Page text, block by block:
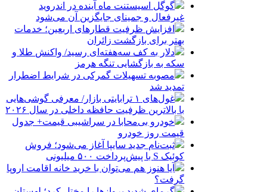
گوگل اسیستنت ماه آینده در اندروید
غیرفعال و جمینای جایگزین آن می‌شود
افزایش ظرفیت قطارهای اربعین؛ خدمات
بهتر برای بازگشت زائران
دلار به کف سه‌هفته‌ای رسید/ واکنش طلا و
سکه به بازگشایی تنگه هرمز
مصوبه تسهیلات گمرکی در شرایط اضطرار
تمدید شد
غول‌های ۱ ترابایتی بازار/ معرفی گوشی‌هایی
با بالاترین ظرفیت حافظه داخلی در سال ۲۰۲۶
خودرو بی‌محابا در سراشیبی قیمت+ جدول
قیمت روز خودرو
ثبت‌نام جدید سایپا آغاز می‌شود؛ فروش
کوئیک S با پیش‌پرداخت ۵۰۰ میلیونی
آیا هنوز هم می‌توان با خرید خانه اقامت اروپا
گرفت؟